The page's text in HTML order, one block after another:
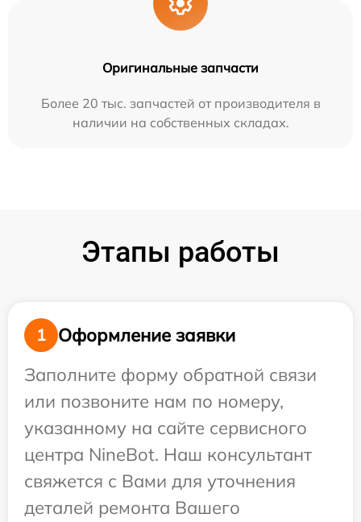
Оригинальные запчасти
Более 20 тыс. запчастей от производителя в
наличии на собственных складах.
Этапы работы
1
Оформление заявки
Заполните форму обратной связи
или позвоните нам по номеру,
указанному на сайте сервисного
центра NineBot. Наш консультант
свяжется с Вами для уточнения
деталей ремонта Вашего